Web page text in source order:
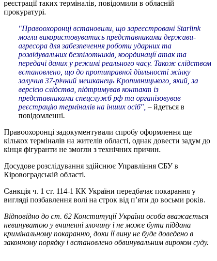
реєстрації таких терміналів, повідомили в обласній
прокуратурі.
"Правоохоронці встановили, що зареєстровані Starlink
могли використовуватись представниками держави-
агресора для забезпечення роботи ударних та
розвідувальних безпілотників, координації атак та
передачі даних у режимі реального часу. Також слідством
встановлено, що до протиправної діяльності жінку
залучив 37-річний мешканець Кропивницького, який, за
версією слідства, підтримував контакт із
представниками спецслужб рф та організовував
реєстрацію терміналів на інших осіб", – йдеться в
повідомленні.
Правоохоронці задокументували спробу оформлення ще
кількох терміналів на жителів області, однак довести задум до
кінця фігуранти не змогли з технічних причин.
Досудове розслідування здійснює Управління СБУ в
Кіровоградській області.
Санкція ч. 1 ст. 114-1 КК України передбачає покарання у
вигляді позбавлення волі на строк від п’яти до восьми років.
Відповідно до ст. 62 Конституції України особа вважається
невинуватою у вчиненні злочину і не може бути піддана
кримінальному покаранню, доки її вину не буде доведено в
законному порядку і встановлено обвинувальним вироком суду.